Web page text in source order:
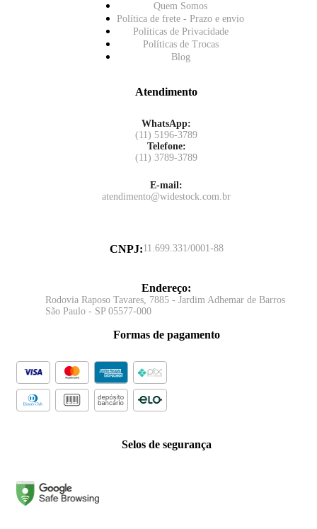
Quem Somos
Política de frete - Prazo e envio
Políticas de Privacidade
Políticas de Trocas
Blog
Atendimento
WhatsApp:
(11) 5196-3789
Telefone:
(11) 3789-3789
E-mail:
atendimento@widestock.com.br
CNPJ:11.699.331/0001-88
Endereço:
Rodovia Raposo Tavares, 7885 - Jardim Adhemar de Barros
São Paulo - SP 05577-000
Formas de pagamento
Selos de segurança